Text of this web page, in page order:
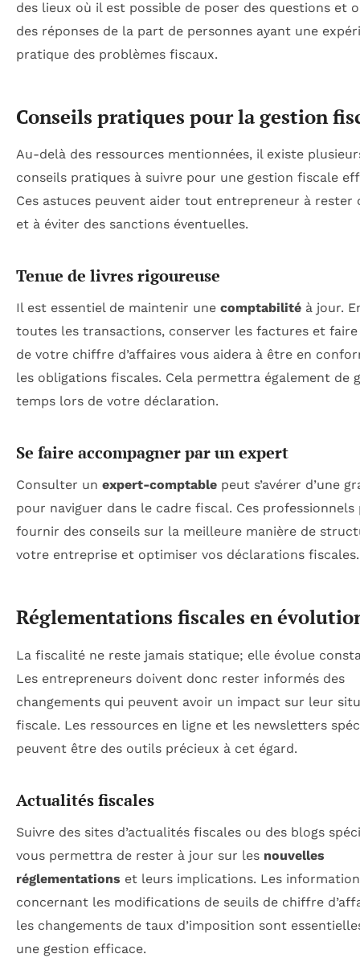
des lieux où il est possible de poser des questions et
des réponses de la part de personnes ayant une
pratique des problèmes fiscaux.
Conseils pratiques pour la gestion
Au-delà des ressources mentionnées, il existe
conseils pratiques à suivre pour une gestion fiscale
Ces astuces peuvent aider tout entrepreneur à rester
et à éviter des sanctions éventuelles.
Tenue de livres rigoureuse
Il est essentiel de maintenir une comptabilité à jour.
toutes les transactions, conserver les factures et faire
de votre chiffre d’affaires vous aidera à être en
les obligations fiscales. Cela permettra également de
temps lors de votre déclaration.
Se faire accompagner par un expert
Consulter un expert-comptable peut s’avérer d’une
pour naviguer dans le cadre fiscal. Ces professionnels
fournir des conseils sur la meilleure manière de
votre entreprise et optimiser vos déclarations fiscales.
Réglementations fiscales en
La fiscalité ne reste jamais statique; elle évolue
Les entrepreneurs doivent donc rester informés des
changements qui peuvent avoir un impact sur leur
fiscale. Les ressources en ligne et les newsletters
peuvent être des outils précieux à cet égard.
Actualités fiscales
Suivre des sites d’actualités fiscales ou des blogs
vous permettra de rester à jour sur les nouvelles
réglementations et leurs implications. Les
concernant les modifications de seuils de chiffre
les changements de taux d’imposition sont
une gestion efficace.